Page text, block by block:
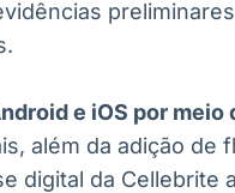
e iOS por meio
além da adição de
digital da Cellebrite